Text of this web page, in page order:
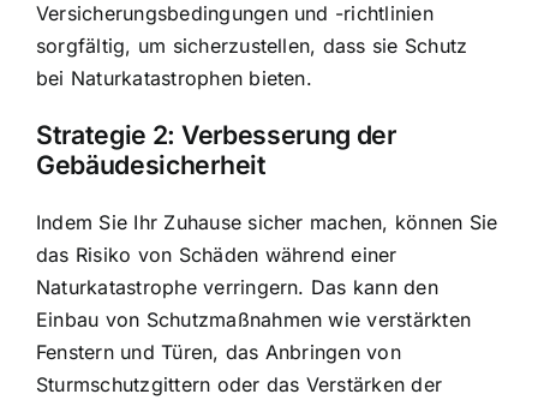
Versicherungsbedingungen und -richtlinien
sorgfältig, um sicherzustellen, dass sie Schutz
bei Naturkatastrophen bieten.
Strategie 2: Verbesserung der
Gebäudesicherheit
Indem Sie Ihr Zuhause sicher machen, können Sie
das Risiko von Schäden während einer
Naturkatastrophe verringern. Das kann den
Einbau von Schutzmaßnahmen wie verstärkten
Fenstern und Türen, das Anbringen von
Sturmschutzgittern oder das Verstärken der